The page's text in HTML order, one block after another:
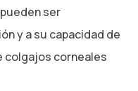
ser
y a su capacidad de
colgajos corneales